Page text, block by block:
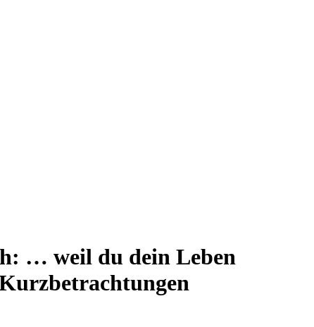
… weil du dein Leben